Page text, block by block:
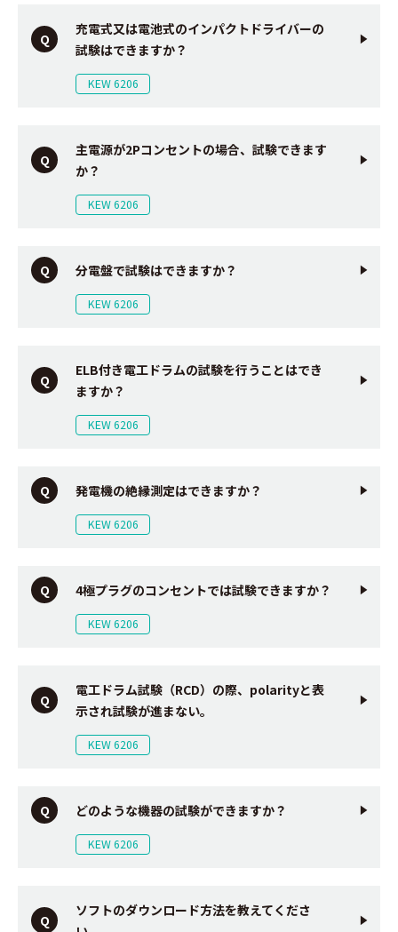
充電式又は電池式のインパクトドライバーの
試験はできますか？
KEW 6206
主電源が2Pコンセントの場合、試験できます
か？
KEW 6206
分電盤で試験はできますか？
KEW 6206
ELB付き電工ドラムの試験を行うことはでき
ますか？
KEW 6206
発電機の絶縁測定はできますか？
KEW 6206
4極プラグのコンセントでは試験できますか？
KEW 6206
電工ドラム試験（RCD）の際、polarityと表
示され試験が進まない。
KEW 6206
どのような機器の試験ができますか？
KEW 6206
ソフトのダウンロード方法を教えてくださ